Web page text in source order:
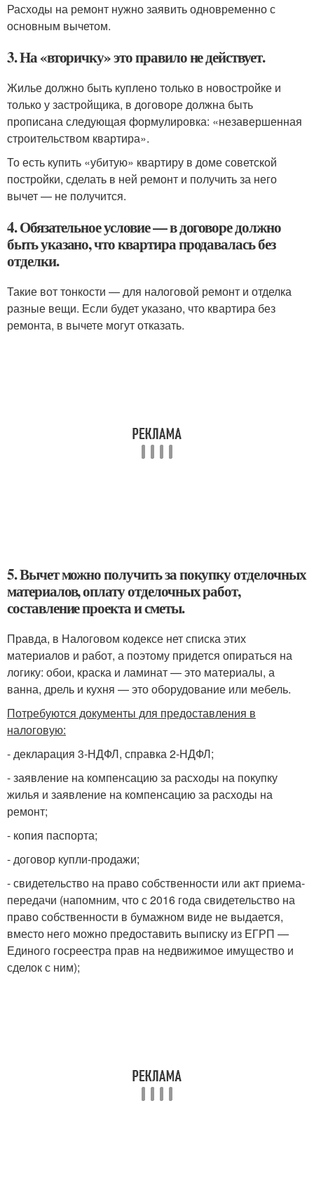
Расходы на ремонт нужно заявить одновременно с
основным вычетом.
3. На «вторичку» это правило не действует.
Жилье должно быть куплено только в новостройке и
только у застройщика, в договоре должна быть
прописана следующая формулировка: «незавершенная
строительством квартира».
То есть купить «убитую» квартиру в доме советской
постройки, сделать в ней ремонт и получить за него
вычет — не получится.
4. Обязательное условие — в договоре должно
быть указано, что квартира продавалась без
отделки.
Такие вот тонкости — для налоговой ремонт и отделка
разные вещи. Если будет указано, что квартира без
ремонта, в вычете могут отказать.
5. Вычет можно получить за покупку отделочных
материалов, оплату отделочных работ,
составление проекта и сметы.
Правда, в Налоговом кодексе нет списка этих
материалов и работ, а поэтому придется опираться на
логику: обои, краска и ламинат — это материалы, а
ванна, дрель и кухня — это оборудование или мебель.
Потребуются документы для предоставления в
налоговую:
- декларация 3-НДФЛ, справка 2-НДФЛ;
- заявление на компенсацию за расходы на покупку
жилья и заявление на компенсацию за расходы на
ремонт;
- копия паспорта;
- договор купли-продажи;
- свидетельство на право собственности или акт приема-
передачи (напомним, что с 2016 года свидетельство на
право собственности в бумажном виде не выдается,
вместо него можно предоставить выписку из ЕГРП —
Единого госреестра прав на недвижимое имущество и
сделок с ним);